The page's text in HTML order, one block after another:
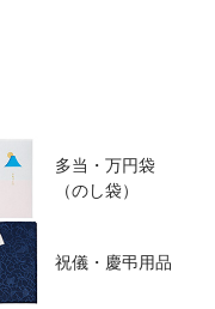
多当・万円袋
（のし袋）
祝儀・慶弔用品